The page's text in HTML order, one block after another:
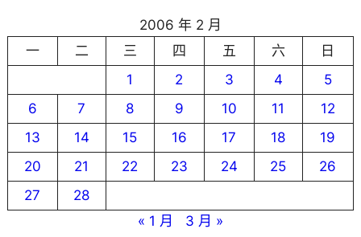
2006 年 2 月
一
二 三 四 五 六
日
1
2 3 4
5
6
7 8 9 10 11
12
13
14 15 16 17 18
19
20
21 22 23 24 25
26
27
28
« 1 月
3 月 »